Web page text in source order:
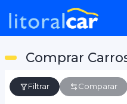
Comprar
Filtrar Comparar